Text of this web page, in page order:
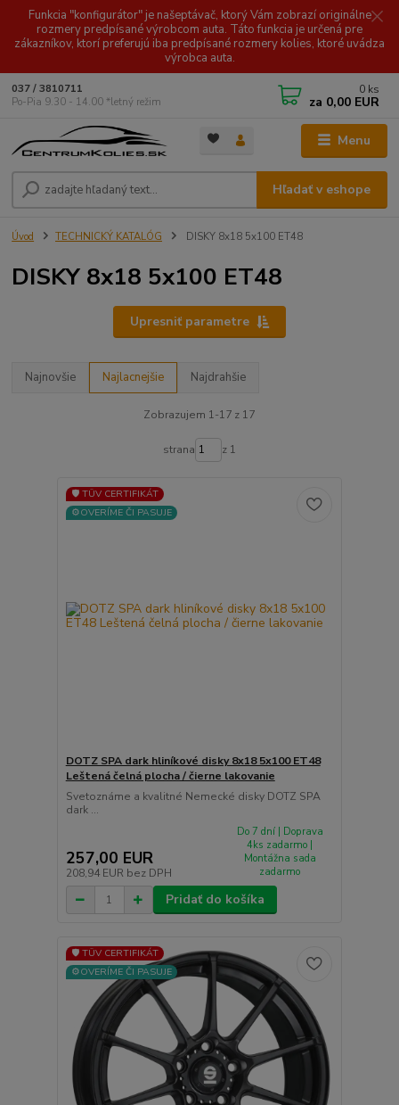
Funkcia "konfigurátor" je našeptávač, ktorý Vám zobrazí originálne
rozmery predpísané výrobcom auta. Táto funkcia je určená pre
zákazníkov, ktorí preferujú iba predpísané rozmery kolies, ktoré uvádza
výrobca auta.
Menu
Hľadať v eshope
037 / 3810711
Po-Pia 9.30 - 14.00 *letný režim
0 ks
za 0,00 EUR
Úvod TECHNICKÝ KATALÓG DISKY 8x18 5x100 ET48
DISKY 8x18 5x100 ET48
Upresniť parametre
Najnovšie Najlacnejšie Najdrahšie
Zobrazujem 1-17 z 17
strana z 1
🛡️ TÜV CERTIFIKÁT
⚙️OVERÍME ČI PASUJE
DOTZ SPA dark hliníkové disky 8x18 5x100 ET48
Leštená čelná plocha / čierne lakovanie
Svetoznáme a kvalitné Nemecké disky DOTZ SPA
dark ...
257,00 EUR
208,94 EUR bez DPH
Do 7 dní | Doprava
4ks zadarmo |
Montážna sada
zadarmo
Pridať do košíka
🛡️ TÜV CERTIFIKÁT
⚙️OVERÍME ČI PASUJE